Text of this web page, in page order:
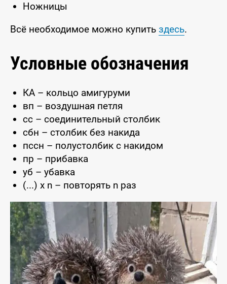
Ножницы
Всё необходимое можно купить здесь.
Условные обозначения
КА – кольцо амигуруми
вп – воздушная петля
сс – соединительный столбик
сбн – столбик без накида
пссн – полустолбик с накидом
пр – прибавка
уб – убавка
(...) x n – повторять n раз